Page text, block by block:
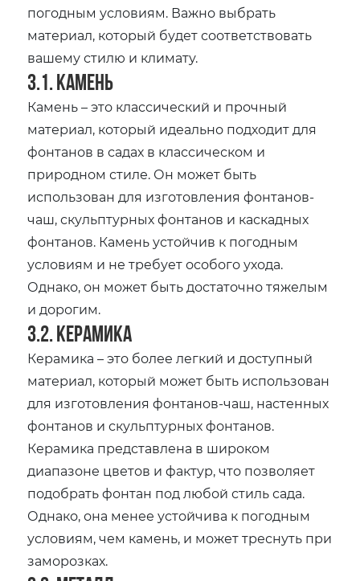
погодным условиям. Важно выбрать
материал‚ который будет соответствовать
вашему стилю и климату.
3.1. Камень
Камень – это классический и прочный
материал‚ который идеально подходит для
фонтанов в садах в классическом и
природном стиле. Он может быть
использован для изготовления фонтанов-
чаш‚ скульптурных фонтанов и каскадных
фонтанов. Камень устойчив к погодным
условиям и не требует особого ухода.
Однако‚ он может быть достаточно тяжелым
и дорогим.
3.2. Керамика
Керамика – это более легкий и доступный
материал‚ который может быть использован
для изготовления фонтанов-чаш‚ настенных
фонтанов и скульптурных фонтанов.
Керамика представлена в широком
диапазоне цветов и фактур‚ что позволяет
подобрать фонтан под любой стиль сада.
Однако‚ она менее устойчива к погодным
условиям‚ чем камень‚ и может треснуть при
заморозках.